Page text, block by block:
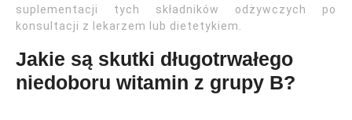
suplementacji tych składników odżywczych po
konsultacji z lekarzem lub dietetykiem.
Jakie są skutki długotrwałego
niedoboru witamin z grupy B?